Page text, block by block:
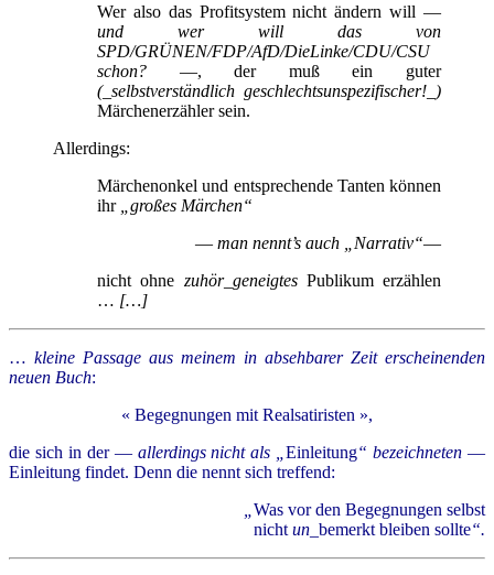
Wer also das Profitsystem nicht ändern will —
und wer will das von
SPD/GRÜNEN/FDP/AfD/DieLinke/CDU/CSU
schon? —, der muß ein guter
(_selbstverständlich geschlechtsunspezifischer!_)
Märchenerzähler sein.
Allerdings:
Märchenonkel und entsprechende Tanten können
ihr
„großes Märchen“
— man nennt’s auch „Narrativ“—
nicht ohne zuhör_ geneigtes Publikum erzählen
… […]
… kleine Passage aus meinem in absehbarer Zeit erscheinenden
neuen Buch:
« Begegnungen mit Realsatiristen »,
die sich in der — allerdings nicht als „Einleitung“ bezeichneten —
Einleitung findet. Denn die nennt sich treffend:
Was vor den Begegnungen selbst
nicht un _bemerkt bleiben sollte“.